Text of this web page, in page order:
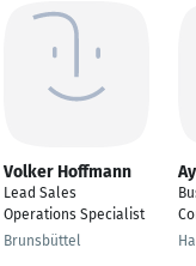
Volker Hoffmann
Lead Sales
Operations Specialist
Brunsbüttel